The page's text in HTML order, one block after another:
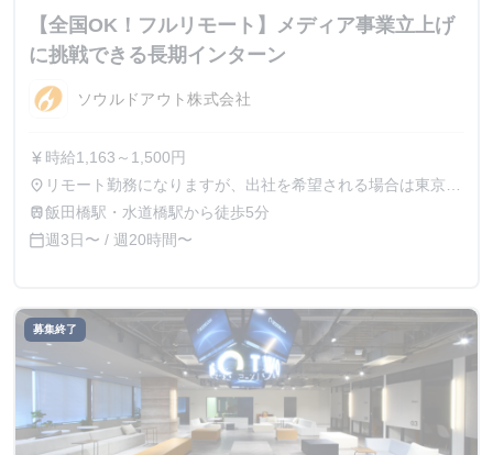
【全国OK！フルリモート】メディア事業立上げ
に挑戦できる長期インターン
ソウルドアウト株式会社
currency_yen 時給1,163～1,500円
place リモート勤務になりますが、出社を希望される場合は東京オ
フィス（東京都文京区後楽1-4-14 後楽森ビル19F）
train飯田橋駅・水道橋駅から徒歩5分
calendar_today週3日〜 / 週20時間〜
募集終了